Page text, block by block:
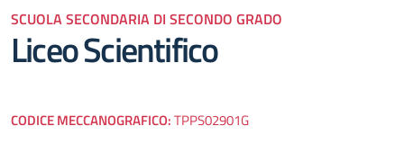
SCUOLA SECONDARIA DI SECONDO GRADO
Liceo Scientifico
CODICE MECCANOGRAFICO:TPPS02901G